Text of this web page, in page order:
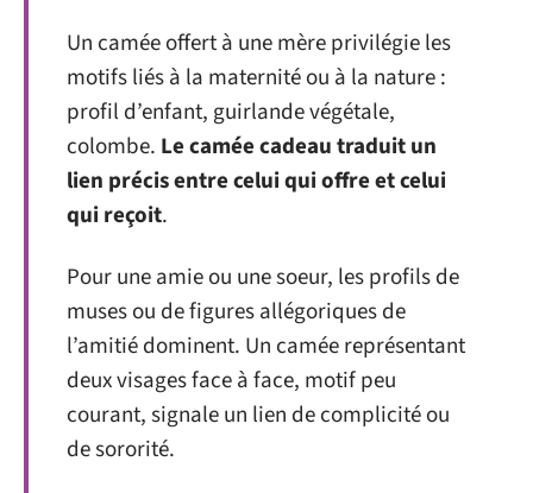
Un camée offert à une mère privilégie les
motifs liés à la maternité ou à la nature :
profil d’enfant, guirlande végétale,
colombe. Le camée cadeau traduit un
lien précis entre celui qui offre et celui
qui reçoit.
Pour une amie ou une soeur, les profils de
muses ou de figures allégoriques de
l’amitié dominent. Un camée représentant
deux visages face à face, motif peu
courant, signale un lien de complicité ou
de sororité.